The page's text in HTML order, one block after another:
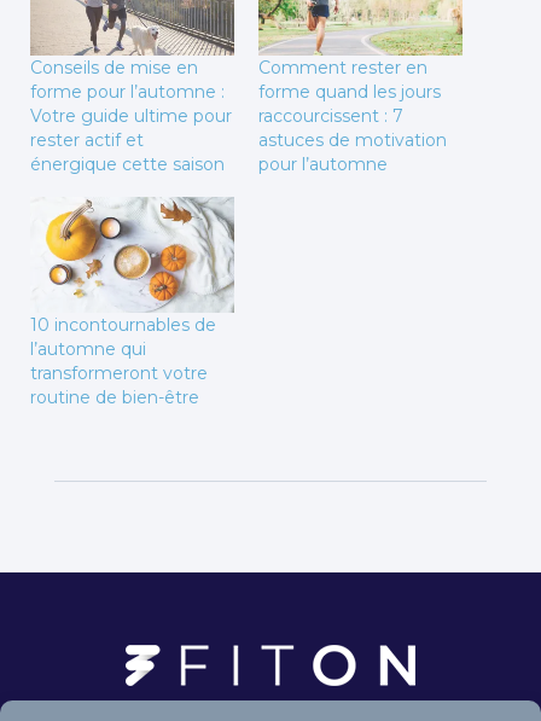
Conseils de mise en
forme pour l’automne :
Votre guide ultime pour
rester actif et
énergique cette saison
Comment rester en
forme quand les jours
raccourcissent : 7
astuces de motivation
pour l’automne
10 incontournables de
l’automne qui
transformeront votre
routine de bien-être